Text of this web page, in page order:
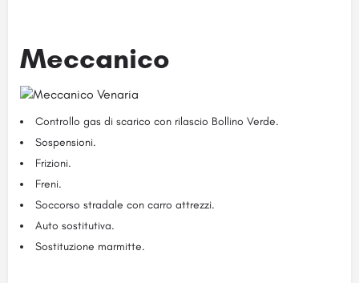
Meccanico
Controllo gas di scarico con rilascio Bollino Verde.
Sospensioni.
Frizioni.
Freni.
Soccorso stradale con carro attrezzi.
Auto sostitutiva.
Sostituzione marmitte.